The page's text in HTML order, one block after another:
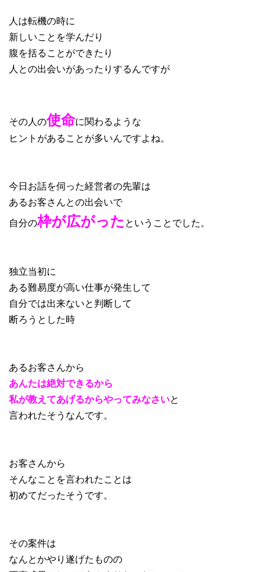
人は転機の時に
新しいことを学んだり
腹を括ることができたり
人との出会いがあったりするんですが
その人の使命に関わるような
ヒントがあることが多いんですよね。
今日お話を伺った経営者の先輩は
あるお客さんとの出会いで
自分の枠が広がった ということでした。
独立当初に
ある難易度が高い仕事が発生して
自分では出来ないと判断して
断ろうとした時
あるお客さんから
あんたは絶対できるから
私が教えてあげるからやってみなさいと
言われたそうなんです。
お客さんから
そんなことを言われたことは
初めてだったそうです。
その案件は
なんとかやり遂げたものの